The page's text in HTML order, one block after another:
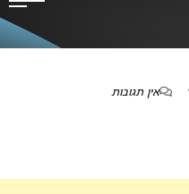
אין תגובות